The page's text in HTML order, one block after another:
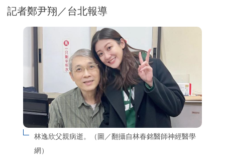
記者鄭尹翔／台北報導
林逸欣父親病逝。（圖／翻攝自林春銘醫師神經醫學
網）